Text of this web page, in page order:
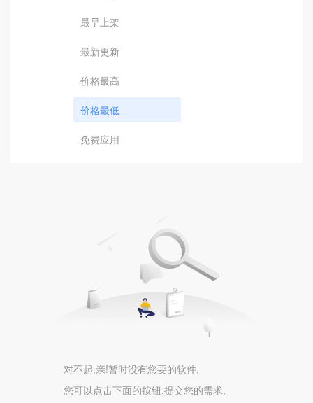
最早上架
最新更新
价格最高
价格最低
免费应用
对不起,亲!暂时没有您要的软件,
您可以点击下面的按钮,提交您的需求,